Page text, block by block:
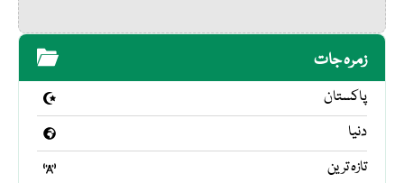
زمرہ جات
پاکستان
دنیا
تازہ ترین